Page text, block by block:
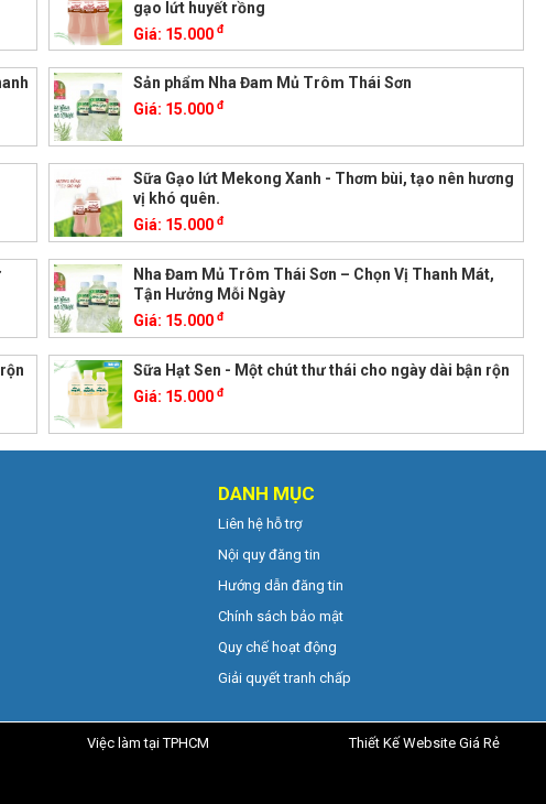
gạo lứt huyết rồng
Giá: 15.000đ
Sản phẩm Nha Đam Mủ Trôm Thái Sơn
Giá: 15.000đ
Sữa Gạo lứt Mekong Xanh - Thơm bùi, tạo nên hương
vị khó quên.
Giá: 15.000đ
Nha Đam Mủ Trôm Thái Sơn – Chọn Vị Thanh Mát,
Tận Hưởng Mỗi Ngày
Giá: 15.000đ
Sữa Hạt Sen - Một chút thư thái cho ngày dài bận rộn
Giá: 15.000đ
DANH MỤC
Liên hệ hỗ trợ
Nội quy đăng tin
Hướng dẫn đăng tin
Chính sách bảo mật
Quy chế hoạt động
Giải quyết tranh chấp
Việc làm tại TPHCM Thiết Kế Website Giá Rẻ